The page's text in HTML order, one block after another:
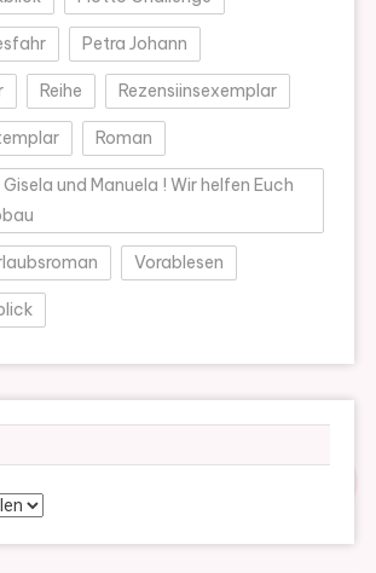
Petra Johann
Reihe Rezensiinsexemplar
Roman
und Manuela ! Wir helfen Euch
Vorablesen